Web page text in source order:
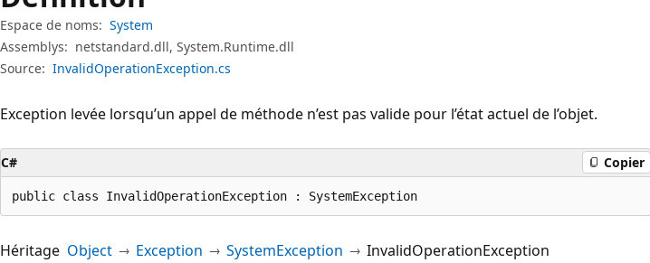
Espace de noms: System
Assemblys: netstandard.dll, System.Runtime.dll
Source: InvalidOperationException.cs
Exception levée lorsqu’un appel de méthode n’est pas valide pour l’état actuel de l’objet.
C# Copier
public class InvalidOperationException : SystemException
Héritage Object Exception SystemException InvalidOperationException